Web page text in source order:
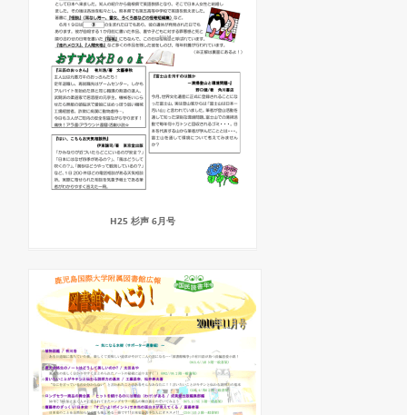
H25 杉声 6月号